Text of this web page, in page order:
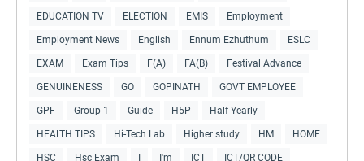
EDUCATION TV ELECTION EMIS Employment
Employment News English Ennum Ezhuthum ESLC
EXAM Exam Tips F(A) FA(B) Festival Advance
GENUINENESS GO GOPINATH GOVT EMPLOYEE
GPF Group 1 Guide H5P Half Yearly
HEALTH TIPS Hi-Tech Lab Higher study HM HOME
HSC Hsc Exam I'm ICT ICT/QR CODE